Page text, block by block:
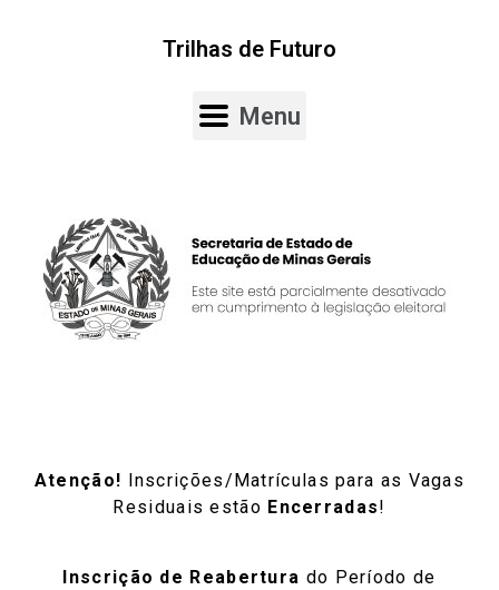
Trilhas de Futuro
Menu
Atenção! Inscrições/Matrículas para as Vagas
Residuais estão Encerradas!
Inscrição de Reabertura do Período de